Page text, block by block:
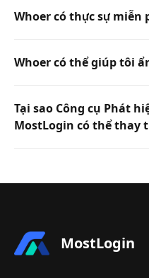
Whoer có thực sự miễn
Whoer có thể giúp tôi
Tại sao Công cụ Phát
MostLogin có thể thay
MostLogin